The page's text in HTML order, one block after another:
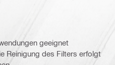
geeignet
Reinigung des Filters erfolgt